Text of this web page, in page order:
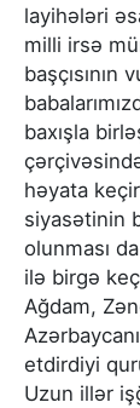
layihələri
milli irsə
başçısının
baxışla
həyata
siyasətinin
olunması
ilə birgə
Ağdam,
etdirdiyi
Uzun illər